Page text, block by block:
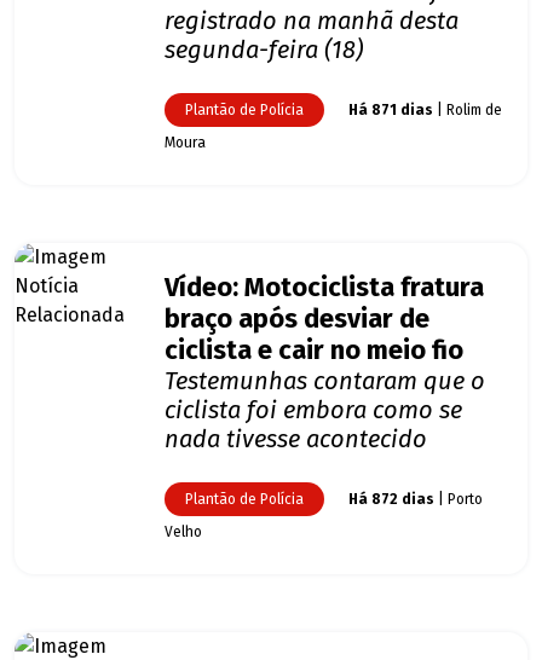
registrado na manhã desta
segunda-feira (18)
Plantão de Polícia Há 871 dias | Rolim de
Moura
Vídeo: Motociclista fratura
braço após desviar de
ciclista e cair no meio fio
Testemunhas contaram que o
ciclista foi embora como se
nada tivesse acontecido
Plantão de Polícia Há 872 dias | Porto
Velho